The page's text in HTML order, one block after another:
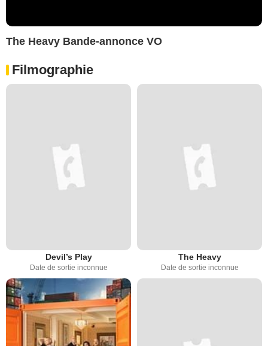
The Heavy Bande-annonce VO
Filmographie
Devil’s Play
Date de sortie inconnue
The Heavy
Date de sortie inconnue